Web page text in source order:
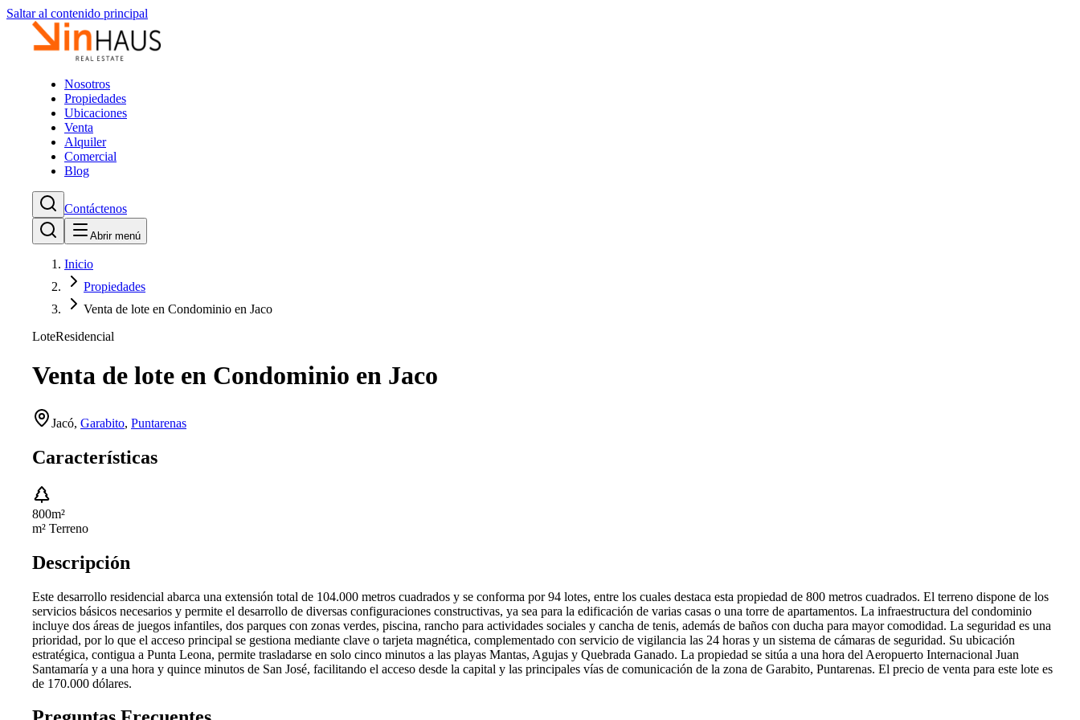
Saltar al contenido principal
Nosotros
Propiedades
Ubicaciones
Venta
Alquiler
Comercial
Blog
Contáctenos
Abrir menú
Inicio
Propiedades
Venta de lote en Condominio en Jaco
LoteResidencial
Venta de lote en Condominio en Jaco
Jacó, Garabito, Puntarenas
Características
800m²
m² Terreno
Descripción
Este desarrollo residencial abarca una extensión total de 104.000 metros cuadrados y se conforma por 94 lotes, entre los cuales destaca esta propiedad de 800 metros cuadrados. El terreno dispone de los
servicios básicos necesarios y permite el desarrollo de diversas configuraciones constructivas, ya sea para la edificación de varias casas o una torre de apartamentos. La infraestructura del condominio
incluye dos áreas de juegos infantiles, dos parques con zonas verdes, piscina, rancho para actividades sociales y cancha de tenis, además de baños con ducha para mayor comodidad. La seguridad es una
prioridad, por lo que el acceso principal se gestiona mediante clave o tarjeta magnética, complementado con servicio de vigilancia las 24 horas y un sistema de cámaras de seguridad. Su ubicación
estratégica, contigua a Punta Leona, permite trasladarse en solo cinco minutos a las playas Mantas, Agujas y Quebrada Ganado. La propiedad se sitúa a una hora del Aeropuerto Internacional Juan
Santamaría y a una hora y quince minutos de San José, facilitando el acceso desde la capital y las principales vías de comunicación de la zona de Garabito, Puntarenas. El precio de venta para este lote es
de 170.000 dólares.